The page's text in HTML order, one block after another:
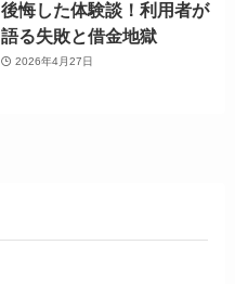
後悔した体験談！利用者が
語る失敗と借金地獄
2026年4月27日